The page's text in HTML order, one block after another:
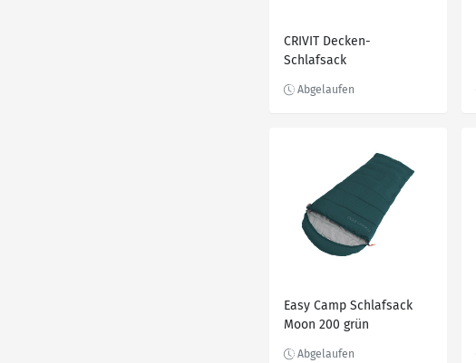
CRIVIT Decken-
Schlafsack
Easy Camp Schlafsack
Moon 200 grün